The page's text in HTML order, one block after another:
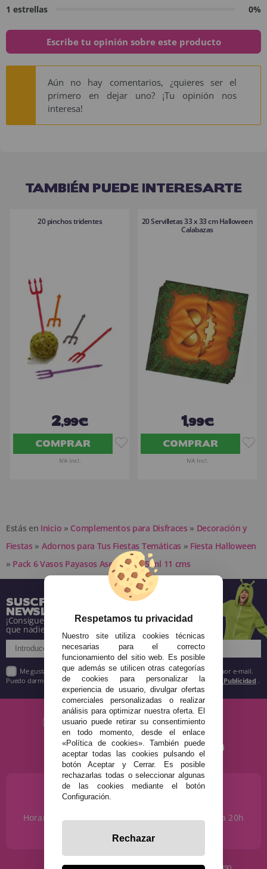
1 estrellas
0%
Escribe tu opinión sobre este producto
Aún no hay comentarios, ¿quieres ser el
primero en dejar uno? ¡Tu opinión nos
interesa!
TAMBIÉN PUEDE INTERESARTE
20 pinchos tridentes
2,99€
COMPRAR
IVA Incl.
20 Servilletas 33 x 33 cm Halloween
Calabazas
1,99€
COMPRAR
IVA Incl.
Estás en Inicio » Complementos para Disfraces » Decoración y
Fiestas » Adornos para Tus Fiestas Temáticas » Fiesta Halloween
» Pack 6 Vasos Payasos Asesinos 355 ml 11 cms
SUSCRÍBETE A NUESTRA
NEWSLETTER
¡Consigue descuentos y entérate de todo antes
que nadie!
Me gustaría recibir descuentos exclusivos, novedades y tendencias por e-mail.
Puedo darme de baja cuando quiera según lo recogido en la Política de Publicidad .
¿NECESITAS AYUDA?
Horario de Lunes a Sábados de 10 a 14h y de 17 a 20h
info@disfracestuyyo.com
· Quiénes somos · Condiciones de uso
Respetamos tu privacidad
Nuestro site utiliza cookies técnicas
necesarias para el correcto
funcionamiento del sitio web. Es posible
que además se utilicen otras categorías
de cookies para personalizar la
experiencia de usuario, divulgar ofertas
comerciales personalizadas o realizar
análisis para optimizar nuestra oferta. El
usuario puede retirar su consentimiento
en todo momento, desde el enlace
«Política de cookies». También puede
aceptar todas las cookies pulsando el
botón Aceptar y Cerrar. Es posible
rechazarlas todas o seleccionar algunas
de las cookies mediante el botón
Configuración.
Rechazar